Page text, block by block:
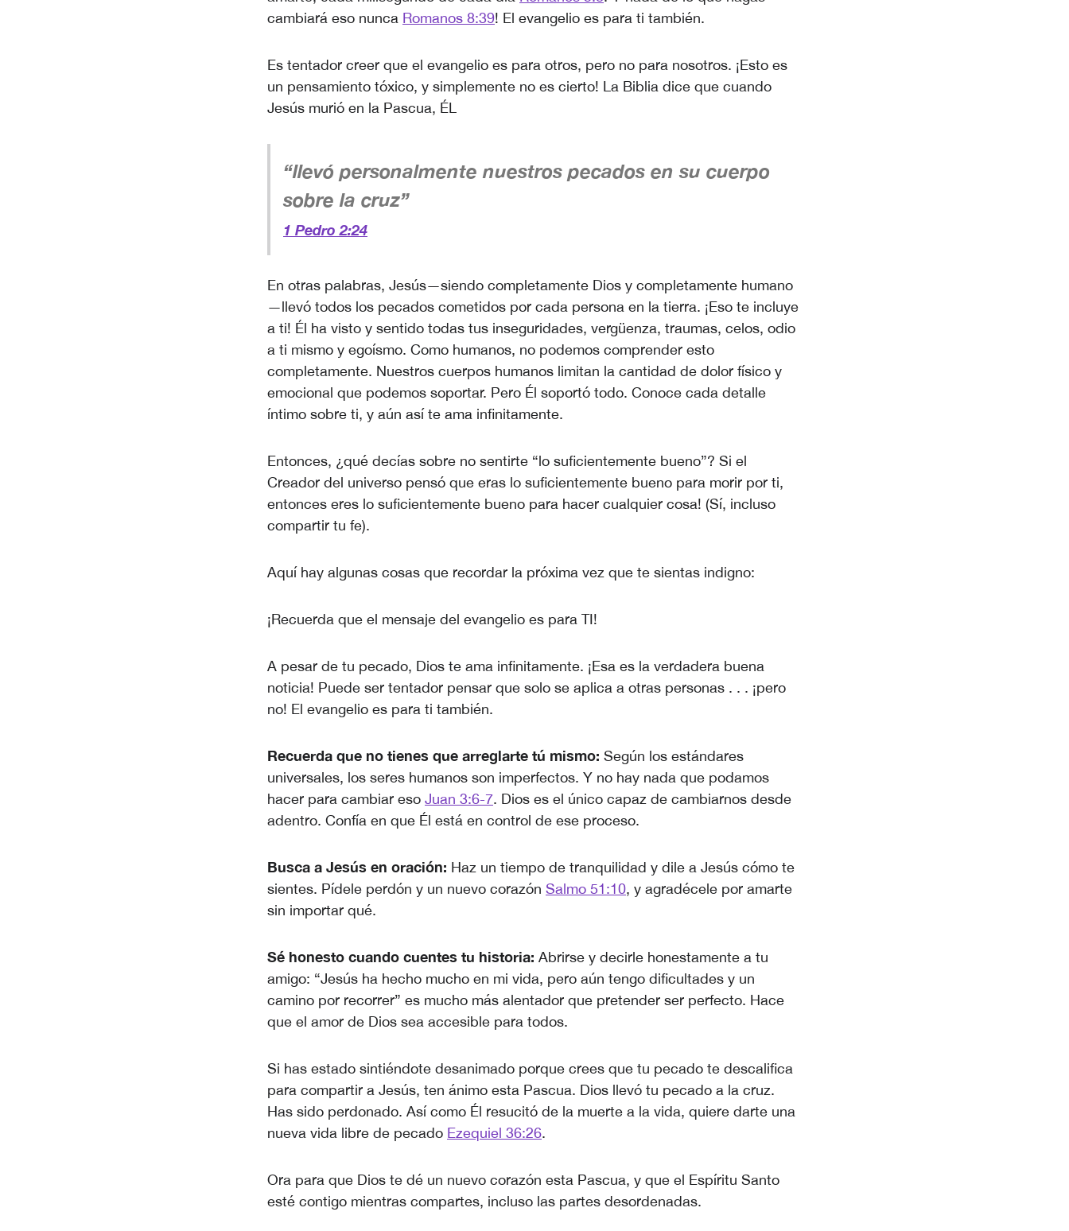
cambiará eso nunca Romanos 8:39! El evangelio es para ti también.
Es tentador creer que el evangelio es para otros, pero no para nosotros. ¡Esto es
un pensamiento tóxico, y simplemente no es cierto! La Biblia dice que cuando
Jesús murió en la Pascua, ÉL
“llevó personalmente nuestros pecados en su cuerpo
sobre la cruz”
1 Pedro 2:24
En otras palabras, Jesús—siendo completamente Dios y completamente humano
—llevó todos los pecados cometidos por cada persona en la tierra. ¡Eso te incluye
a ti! Él ha visto y sentido todas tus inseguridades, vergüenza, traumas, celos, odio
a ti mismo y egoísmo. Como humanos, no podemos comprender esto
completamente. Nuestros cuerpos humanos limitan la cantidad de dolor físico y
emocional que podemos soportar. Pero Él soportó todo. Conoce cada detalle
íntimo sobre ti, y aún así te ama infinitamente.
Entonces, ¿qué decías sobre no sentirte “lo suficientemente bueno”? Si el
Creador del universo pensó que eras lo suficientemente bueno para morir por ti,
entonces eres lo suficientemente bueno para hacer cualquier cosa! (Sí, incluso
compartir tu fe).
Aquí hay algunas cosas que recordar la próxima vez que te sientas indigno:
¡Recuerda que el mensaje del evangelio es para TI!
A pesar de tu pecado, Dios te ama infinitamente. ¡Esa es la verdadera buena
noticia! Puede ser tentador pensar que solo se aplica a otras personas . . . ¡pero
no! El evangelio es para ti también.
Recuerda que no tienes que arreglarte tú mismo: Según los estándares
universales, los seres humanos son imperfectos. Y no hay nada que podamos
hacer para cambiar eso Juan 3:6-7. Dios es el único capaz de cambiarnos desde
adentro. Confía en que Él está en control de ese proceso.
Busca a Jesús en oración: Haz un tiempo de tranquilidad y dile a Jesús cómo te
sientes. Pídele perdón y un nuevo corazón Salmo 51:10, y agradécele por amarte
sin importar qué.
Sé honesto cuando cuentes tu historia: Abrirse y decirle honestamente a tu
amigo: “Jesús ha hecho mucho en mi vida, pero aún tengo dificultades y un
camino por recorrer” es mucho más alentador que pretender ser perfecto. Hace
que el amor de Dios sea accesible para todos.
Si has estado sintiéndote desanimado porque crees que tu pecado te descalifica
para compartir a Jesús, ten ánimo esta Pascua. Dios llevó tu pecado a la cruz.
Has sido perdonado. Así como Él resucitó de la muerte a la vida, quiere darte una
nueva vida libre de pecado Ezequiel 36:26.
Ora para que Dios te dé un nuevo corazón esta Pascua, y que el Espíritu Santo
esté contigo mientras compartes, incluso las partes desordenadas.